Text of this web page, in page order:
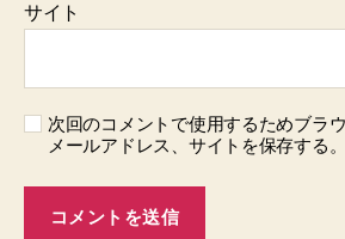
サイト
次回のコメントで使用するためブラ
メールアドレス、サイトを保存する。